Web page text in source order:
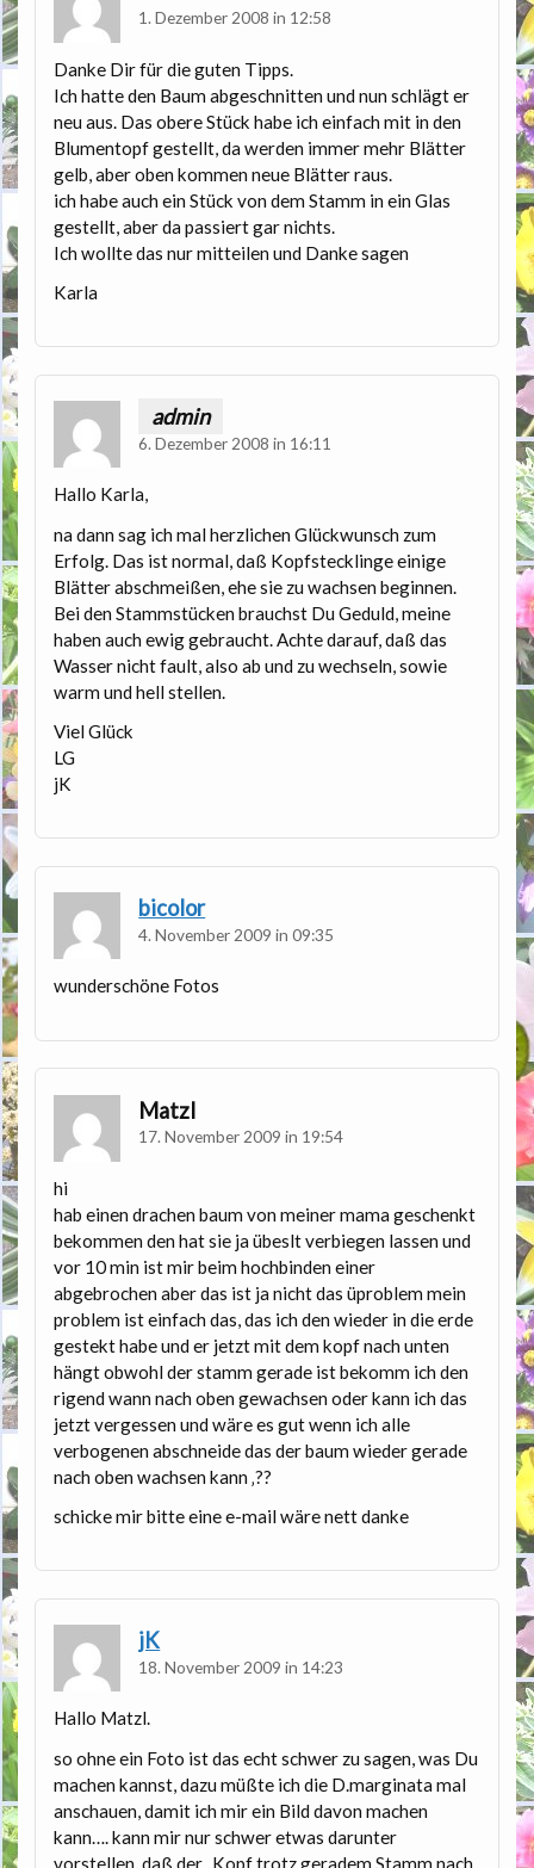
1. Dezember 2008 in 12:58
Danke Dir für die guten Tipps.
Ich hatte den Baum abgeschnitten und nun schlägt er
neu aus. Das obere Stück habe ich einfach mit in den
Blumentopf gestellt, da werden immer mehr Blätter
gelb, aber oben kommen neue Blätter raus.
ich habe auch ein Stück von dem Stamm in ein Glas
gestellt, aber da passiert gar nichts.
Ich wollte das nur mitteilen und Danke sagen
Karla
admin
6. Dezember 2008 in 16:11
Hallo Karla,
na dann sag ich mal herzlichen Glückwunsch zum
Erfolg. Das ist normal, daß Kopfstecklinge einige
Blätter abschmeißen, ehe sie zu wachsen beginnen.
Bei den Stammstücken brauchst Du Geduld, meine
haben auch ewig gebraucht. Achte darauf, daß das
Wasser nicht fault, also ab und zu wechseln, sowie
warm und hell stellen.
Viel Glück
LG
jK
bicolor
4. November 2009 in 09:35
wunderschöne Fotos
Matzl
17. November 2009 in 19:54
hi
hab einen drachen baum von meiner mama geschenkt
bekommen den hat sie ja übeslt verbiegen lassen und
vor 10 min ist mir beim hochbinden einer
abgebrochen aber das ist ja nicht das üproblem mein
problem ist einfach das, das ich den wieder in die erde
gestekt habe und er jetzt mit dem kopf nach unten
hängt obwohl der stamm gerade ist bekomm ich den
rigend wann nach oben gewachsen oder kann ich das
jetzt vergessen und wäre es gut wenn ich alle
verbogenen abschneide das der baum wieder gerade
nach oben wachsen kann ‚??
schicke mir bitte eine e-mail wäre nett danke
jK
18. November 2009 in 14:23
Hallo Matzl.
so ohne ein Foto ist das echt schwer zu sagen, was Du
machen kannst, dazu müßte ich die D.marginata mal
anschauen, damit ich mir ein Bild davon machen
kann…. kann mir nur schwer etwas darunter
vorstellen, daß der „Kopf trotz geradem Stamm nach